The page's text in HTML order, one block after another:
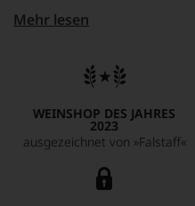
geschmeidig und lebendig
Abgang verleihen ihm
Piliers bringt hier einen
kühler Eleganz.
Mehr lesen
WEINSHOP DES JAHRES
2023
ausgezeichnet von »Falstaff«